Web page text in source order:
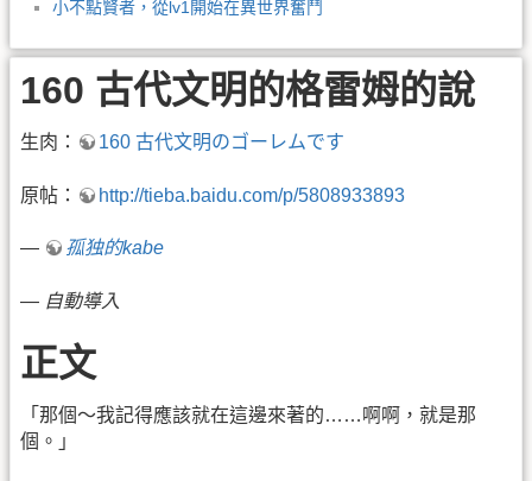
小不點賢者，從lv1開始在異世界奮鬥
160 古代文明的格雷姆的說
生肉： 160 古代文明のゴーレムです
原帖： http://tieba.baidu.com/p/5808933893
— 孤独的kabe
— 自動導入
正文
「那個～我記得應該就在這邊來著的……啊啊，就是那
個。」